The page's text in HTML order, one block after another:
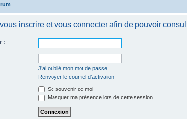
inscrire et vous connecter afin de pouvoir
:
J’ai oublié mon mot de passe
Renvoyer le courriel d’activation
Se souvenir de moi
Masquer ma présence lors de cette session